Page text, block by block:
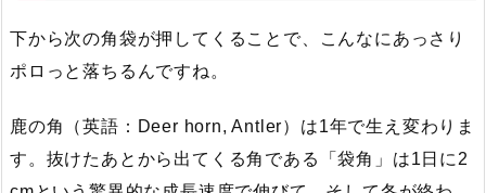
下から次の角袋が押してくることで、こんなにあっさり
ポロっと落ちるんですね。
鹿の角（英語：Deer horn, Antler）は1年で生え変わりま
す。抜けたあとから出てくる角である「袋角」は1日に2